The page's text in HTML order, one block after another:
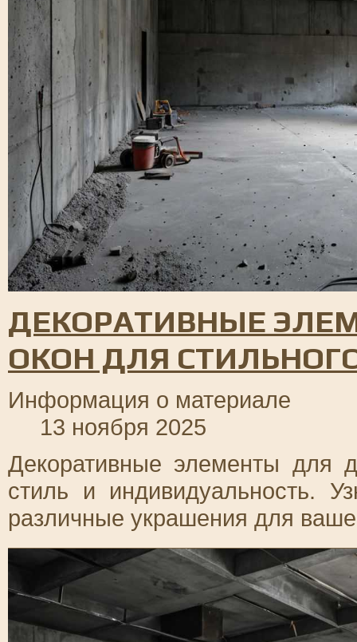
ДЕКОРАТИВНЫЕ
ОКОН ДЛЯ
Информация о материале
13 ноября 2025
Декоративные элементы для
стиль и индивидуальность.
различные украшения для